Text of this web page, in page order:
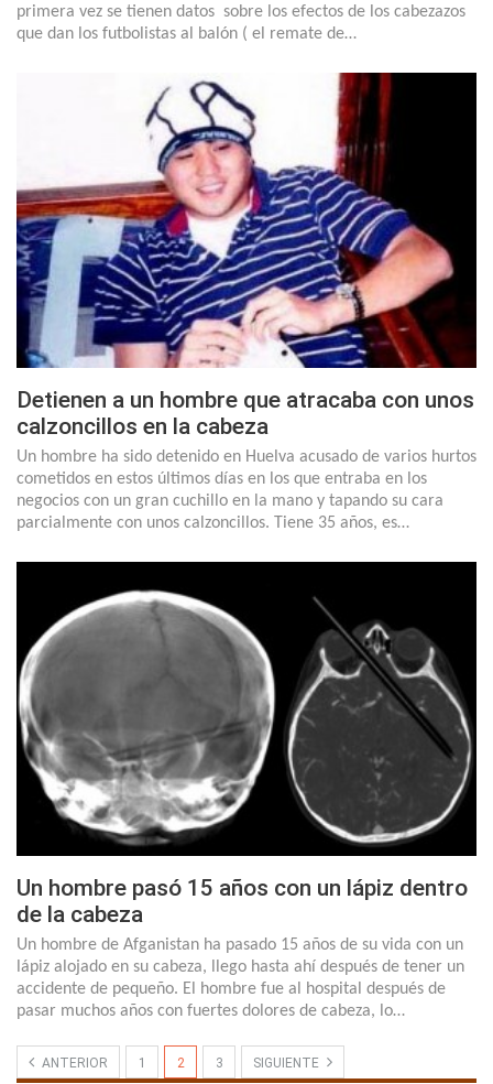
primera vez se tienen datos sobre los efectos de los cabezazos
que dan los futbolistas al balón ( el remate de…
Detienen a un hombre que atracaba con unos
calzoncillos en la cabeza
Un hombre ha sido detenido en Huelva acusado de varios hurtos
cometidos en estos últimos días en los que entraba en los
negocios con un gran cuchillo en la mano y tapando su cara
parcialmente con unos calzoncillos. Tiene 35 años, es…
Un hombre pasó 15 años con un lápiz dentro
de la cabeza
Un hombre de Afganistan ha pasado 15 años de su vida con un
lápiz alojado en su cabeza, llego hasta ahí después de tener un
accidente de pequeño. El hombre fue al hospital después de
pasar muchos años con fuertes dolores de cabeza, lo…
ANTERIOR 1 2 3 SIGUIENTE